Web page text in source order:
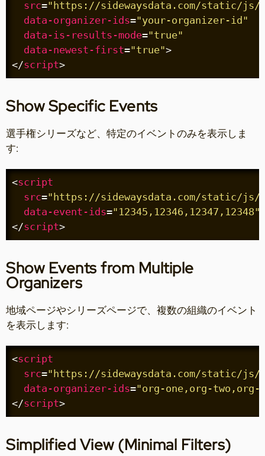
src="https://sidewaysdata.com/static/js/
data-organizer-ids="your-organizer-id"
data-is-results-mode="true"
data-newest-first="true">
</script>
Show Specific Events
選手権シリーズなど、特定のイベントのみを表示しま
す:
<script
src="https://sidewaysdata.com/static/js/
data-event-ids="12345,12346,12347,12348"
</script>
Show Events from Multiple
Organizers
地域ページやシリーズページで、複数の組織のイベント
を表示します:
<script
src="https://sidewaysdata.com/static/js/
data-organizer-ids="org-one,org-two,org-
</script>
Simplified View (Minimal Filters)